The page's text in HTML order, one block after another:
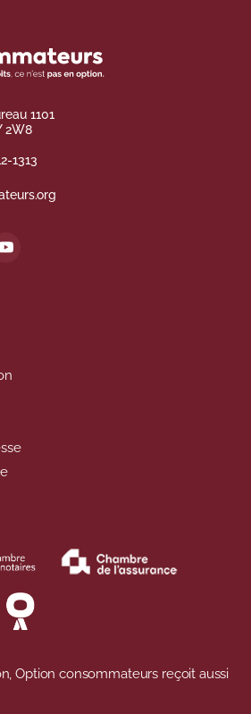
1101
2W8
1313
Option consommateurs reçoit aussi